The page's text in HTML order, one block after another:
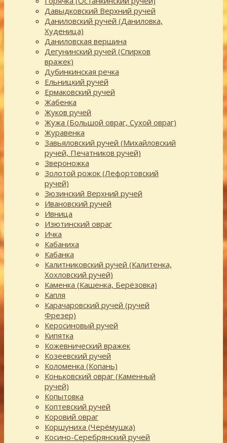
Давыдковский Верхний ручей
Даниловский ручей (Даниловка,
Худеница)
Даниловская вершина
Дегунинский ручей (Спирков
вражек)
Дубинкинская речка
Ельницкий ручей
Ермаковский ручей
Жабенка
Жуков ручей
Жужа (Большой овраг, Сухой овраг)
Журавенка
Завьяловский ручей (Михайловский
ручей, Печатников ручей)
Звероножка
Золотой рожок (Лефортовский
ручей)
Зюзинский Верхний ручей
Ивановский ручей
Ивница
Изютинский овраг
Ичка
Кабаниха
Кабанка
Калитниковский ручей (Калитенка,
Хохловский ручей)
Каменка (Кашенка, Берёзовка)
Капля
Карачаровский ручей (ручей
Фрезер)
Керосиновый ручей
Кипятка
Кожевнический вражек
Козеевский ручей
Коломенка (Копань)
Коньковский овраг (Каменный
ручей)
Копытовка
Коптевский ручей
Коровий овраг
Коршуниха (Черёмушка)
Косино-Серебрянский ручей